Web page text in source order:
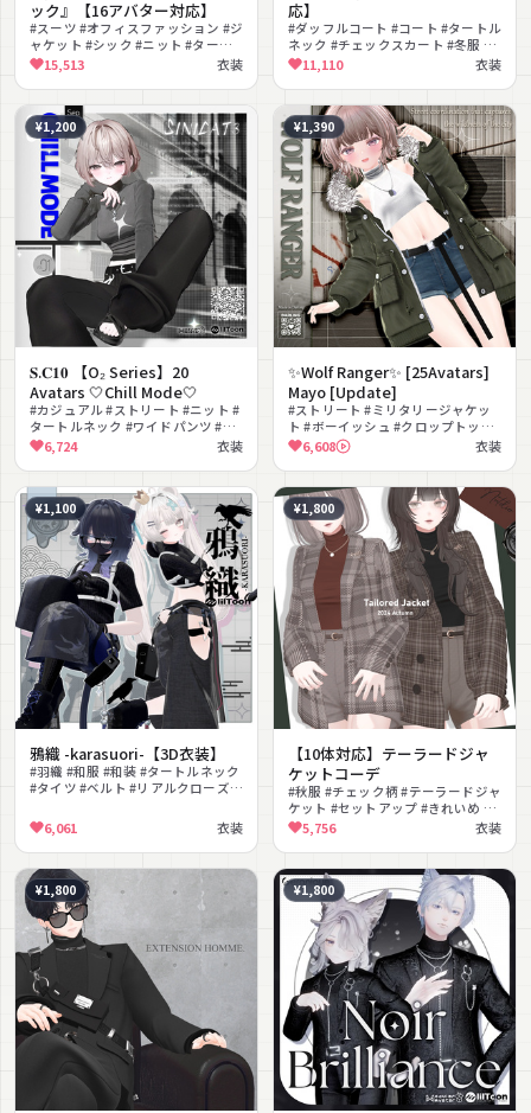
ック』【16アバター対応】
#スーツ #オフィスファッション #ジ
ャケット #シック #ニット #タート
ルネック #ハイレグ #大人っぽい #
通勤服 #クール
15,513 衣装
応】
#ダッフルコート #コート #タートル
ネック #チェックスカート #冬服 #
リアルクローズ #ナチュラル #学園
#ショルダーバッグ #ニット
11,110 衣装
¥1,200
𝐒.𝐂𝟏𝟎 【O₂ Series】20
Avatars 🤍Chill Mode🤍
#カジュアル #ストリート #ニット #
タートルネック #ワイドパンツ #ク
ール #リラックス #MA対応
#lilToon対応 #VRChat
6,724 衣装
¥1,390
✨Wolf Ranger✨ [25Avatars]
Mayo [Update]
#ストリート #ミリタリージャケッ
ト #ボーイッシュ #クロップトップ
#デニム #アウトドア #ショートパン
ツ #カジュアル #MA対応 #lilToon
対応
6,608 衣装
¥1,100
鴉織 -karasuori-【3D衣装】
#羽織 #和服 #和装 #タートルネック
#タイツ #ベルト #リアルクローズ #
6,061 衣装
¥1,800
【10体対応】テーラードジャ
ケットコーデ
#秋服 #チェック柄 #テーラードジャ
ケット #セットアップ #きれいめ #
カジュアル #タートルネック #ショ
ートパンツ #MA対応 #lilToon対応
5,756 衣装
¥1,800 ¥1,800